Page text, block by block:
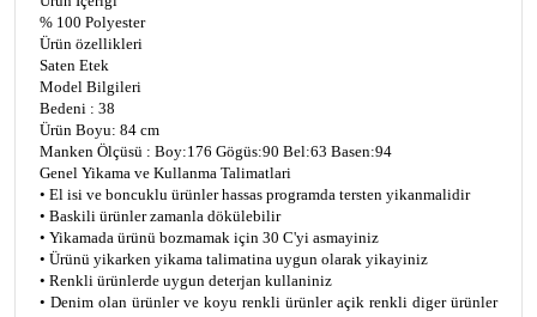
% 100 Polyester
Ürün özellikleri
Saten Etek
Model Bilgileri
Bedeni : 38
Ürün Boyu: 84 cm
Manken Ölçüsü : Boy:176 Gögüs:90 Bel:63 Basen:94
Genel Yikama ve Kullanma Talimatlari
• El isi ve boncuklu ürünler hassas programda tersten yikanmalidir
• Baskili ürünler zamanla dökülebilir
• Yikamada ürünü bozmamak için 30 C'yi asmayiniz
• Ürünü yikarken yikama talimatina uygun olarak yikayiniz
• Renkli ürünlerde uygun deterjan kullaniniz
• Denim olan ürünler ve koyu renkli ürünler açik renkli diger ürünler